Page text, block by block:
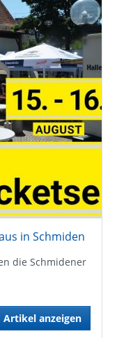
in Schmiden
die Schmidener
Artikel anzeigen